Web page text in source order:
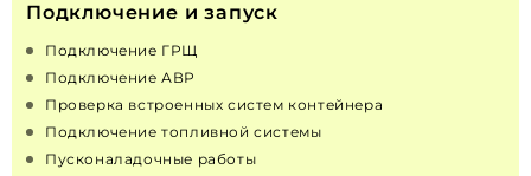
Подключение и запуск
Подключение ГРЩ
Подключение АВР
Проверка встроенных систем контейнера
Подключение топливной системы
Пусконаладочные работы